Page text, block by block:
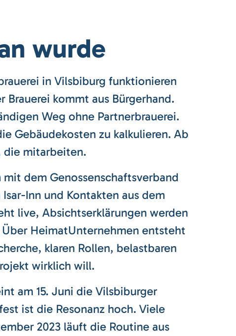
wurde
in Vilsbiburg funktionieren
kommt aus Bürgerhand.
Weg ohne Partnerbrauerei.
Gebäudekosten zu kalkulieren. Ab
die mitarbeiten.
dem Genossenschaftsverband
Inn und Kontakten aus dem
live, Absichtserklärungen werden
HeimatUnternehmen entsteht
klaren Rollen, belastbaren
wirklich will.
am 15. Juni die Vilsbiburger
ist die Resonanz hoch. Viele
2023 läuft die Routine aus